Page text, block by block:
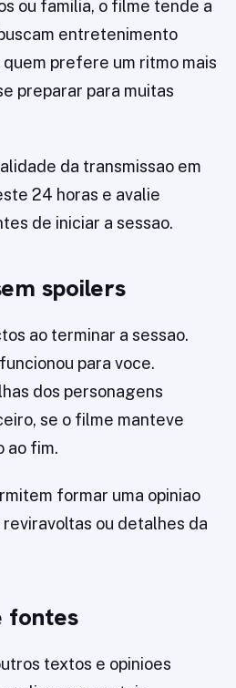
ou familia, o filme tende a
entretenimento
prefere um ritmo mais
preparar para muitas
da transmissao em
24 horas e avalie
de iniciar a sessao.
spoilers
ao terminar a sessao.
para voce.
dos personagens
se o filme manteve
ao fim.
formar uma opiniao
ou detalhes da
fontes
textos e opinioes